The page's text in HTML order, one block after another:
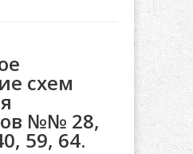
схем
№№ 28,
59, 64.